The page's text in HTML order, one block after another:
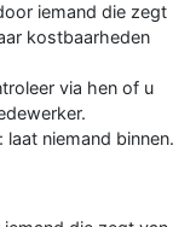
iemand die zegt
kostbaarheden
via hen of u
niemand binnen.